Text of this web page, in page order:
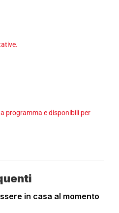
programma e disponibili per
in casa al momento